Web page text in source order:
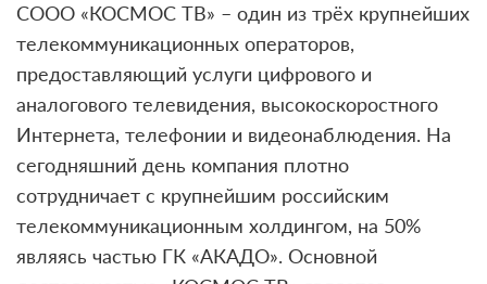
СООО «КОСМОС ТВ» – один из трёх крупнейших
телекоммуникационных операторов,
предоставляющий услуги цифрового и
аналогового телевидения, высокоскоростного
Интернета, телефонии и видеонаблюдения. На
сегодняшний день компания плотно
сотрудничает с крупнейшим российским
телекоммуникационным холдингом, на 50%
являясь частью ГК «АКАДО». Основной